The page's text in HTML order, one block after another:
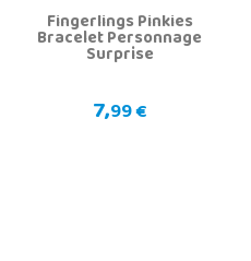
Fingerlings Pinkies
Bracelet Personnage
Surprise
7,99 €